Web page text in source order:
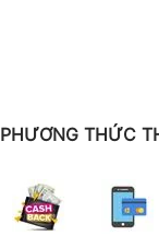
PHƯƠNG THỨC